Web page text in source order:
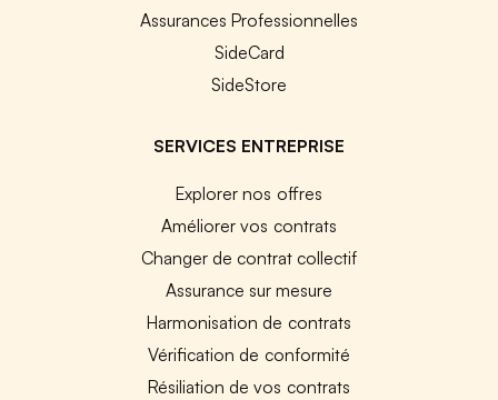
Assurances Professionnelles
SideCard
SideStore
SERVICES ENTREPRISE
Explorer nos offres
Améliorer vos contrats
Changer de contrat collectif
Assurance sur mesure
Harmonisation de contrats
Vérification de conformité
Résiliation de vos contrats